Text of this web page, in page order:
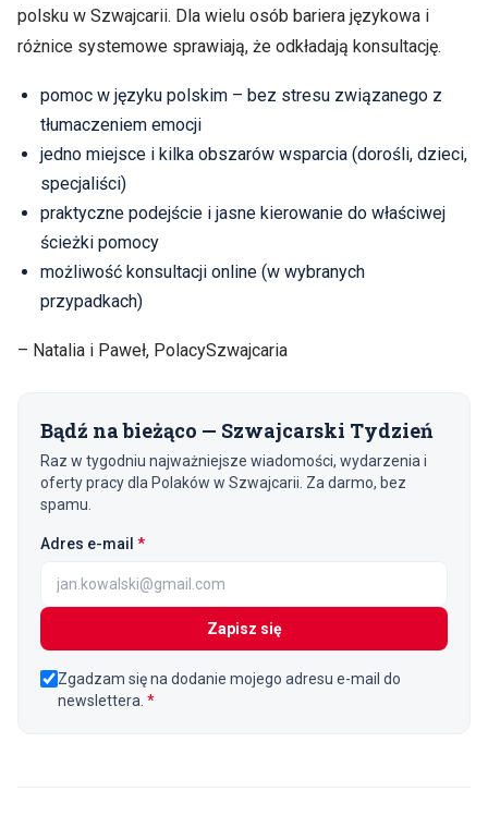
polsku w Szwajcarii. Dla wielu osób bariera językowa i
różnice systemowe sprawiają, że odkładają konsultację.
pomoc w języku polskim – bez stresu związanego z
tłumaczeniem emocji
jedno miejsce i kilka obszarów wsparcia (dorośli, dzieci,
specjaliści)
praktyczne podejście i jasne kierowanie do właściwej
ścieżki pomocy
możliwość konsultacji online (w wybranych
przypadkach)
– Natalia i Paweł, PolacySzwajcaria
Bądź na bieżąco — Szwajcarski Tydzień
Raz w tygodniu najważniejsze wiadomości, wydarzenia i
oferty pracy dla Polaków w Szwajcarii. Za darmo, bez
spamu.
Adres e-mail *(wymagane)
Zapisz się
Zgadzam się na dodanie mojego adresu e-mail do
newslettera. *